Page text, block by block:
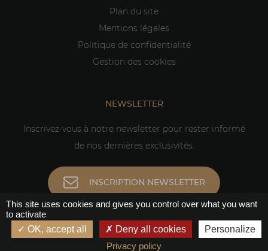
Plan du site
Mentions légales
Politique de confidentialité
Gestion des cookies
NEWSLETTER
Inscrivez-vous à notre newsletter pour rester informé
de nos dernières exclusivités.
INSCRIPTION NEWSLETTER
This site uses cookies and gives you control over what you want
to activate
OK, accept all
Deny all cookies
Personalize
Privacy policy